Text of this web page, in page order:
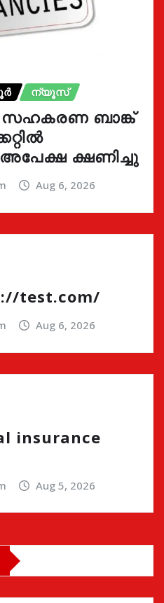
ന്യൂസ്
സഹകരണ ബാങ്ക്
ക്ഷണിച്ചു
Aug 6, 2026
test.com/
Aug 6, 2026
insurance
Aug 5, 2026